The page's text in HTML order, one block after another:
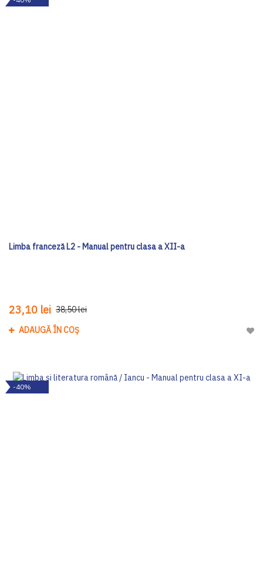
Limba franceză L2 - Manual pentru clasa a XII-a
23,10 lei 38,50 lei
ADAUGĂ ÎN COȘ
-40%